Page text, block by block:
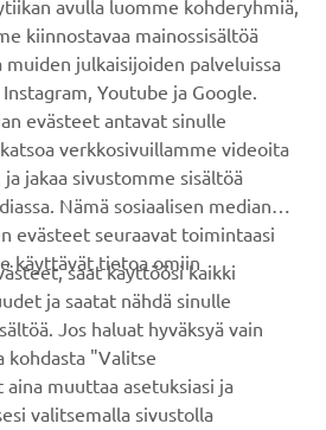
uusimmista tarjouksista,
julkaisuista ja paljon muuta...
TILAA
saadaksesi tietää, miten
Tietosuoja ja evästeet -sivustolta
avulla luomme kohderyhmiä,
kiinnostavaa mainossisältöä
muiden julkaisijoiden palveluissa
Youtube ja Google.
evästeet antavat sinulle
verkkosivuillamme videoita
ja jakaa sivustomme sisältöä
Nämä sosiaalisen median
evästeet seuraavat toimintaasi
käyttävät tietoa omiin
saat käyttöösi kaikki
ja saatat nähdä sinulle
Jos haluat hyväksyä vain
kohdasta "Valitse
muuttaa asetuksiasi ja
valitsemalla sivustolla